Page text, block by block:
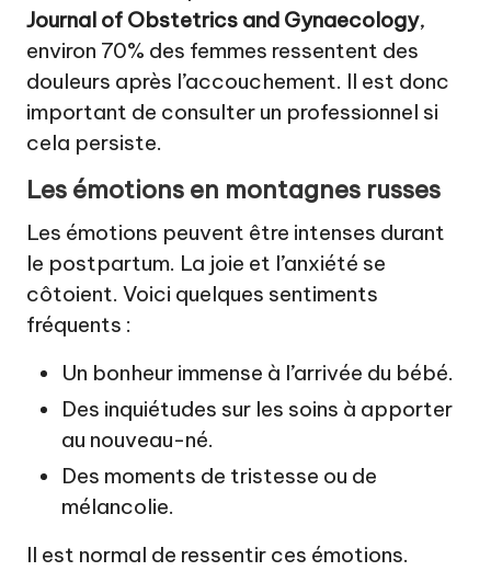
Journal of Obstetrics and Gynaecology,
environ 70% des femmes ressentent des
douleurs après l’accouchement. Il est donc
important de consulter un professionnel si
cela persiste.
Les émotions en montagnes russes
Les émotions peuvent être intenses durant
le postpartum. La joie et l’anxiété se
côtoient. Voici quelques sentiments
fréquents :
Un bonheur immense à l’arrivée du bébé.
Des inquiétudes sur les soins à apporter
au nouveau-né.
Des moments de tristesse ou de
mélancolie.
Il est normal de ressentir ces émotions.